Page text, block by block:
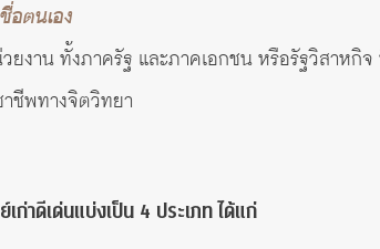
อตนเอง
ยงาน ทั้งภาครัฐ และภาคเอกชน หรือรัฐวิสาห
ชีพทางจิตวิทยา
ก่าดีเด่นแบ่งเป็น 4 ประเภท ได้แก่